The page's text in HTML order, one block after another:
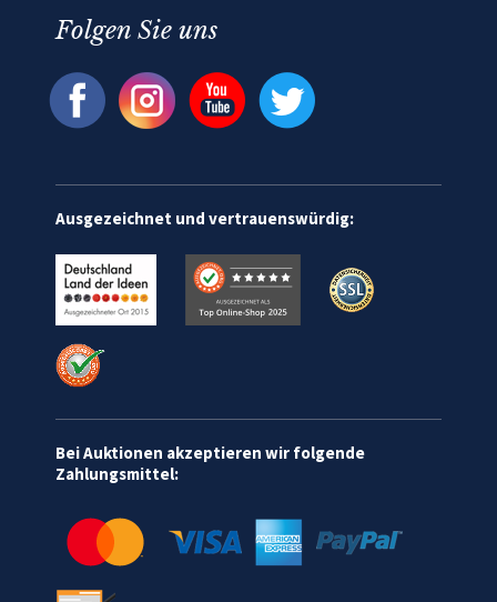
Folgen Sie uns
Ausgezeichnet und vertrauenswürdig:
Bei Auktionen akzeptieren wir folgende
Zahlungsmittel: